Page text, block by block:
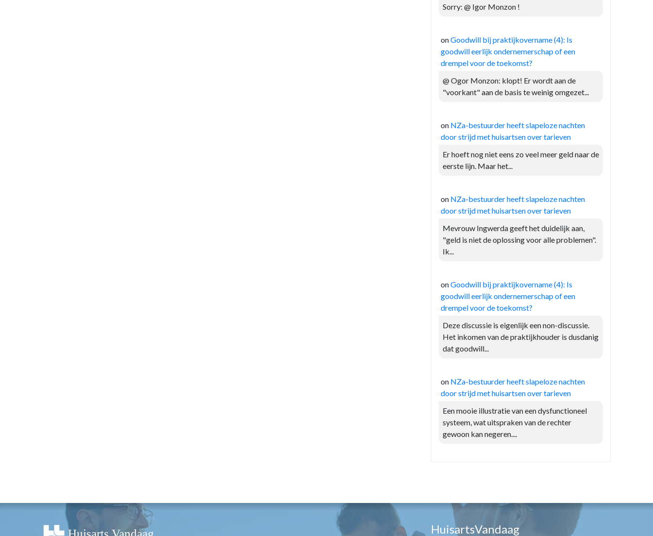
Sorry: @ Igor Monzon !
onGoodwill bij praktijkovername (4): Is
goodwill eerlijk ondernemerschap of een
drempel voor de toekomst?
@ Ogor Monzon: klopt! Er wordt aan de
"voorkant" aan de basis te weinig omgezet...
on NZa-bestuurder heeft slapeloze nachten
door strijd met huisartsen over tarieven
Er hoeft nog niet eens zo veel meer geld naar de
eerste lijn. Maar het...
on NZa-bestuurder heeft slapeloze nachten
door strijd met huisartsen over tarieven
Mevrouw Ingwerda geeft het duidelijk aan,
"geld is niet de oplossing voor alle problemen".
Ik...
onGoodwill bij praktijkovername (4): Is
goodwill eerlijk ondernemerschap of een
drempel voor de toekomst?
Deze discussie is eigenlijk een non-discussie.
Het inkomen van de praktijkhouder is dusdanig
dat goodwill...
on NZa-bestuurder heeft slapeloze nachten
door strijd met huisartsen over tarieven
Een mooie illustratie van een dysfunctioneel
systeem, wat uitspraken van de rechter
gewoon kan negeren....
HuisartsVandaag